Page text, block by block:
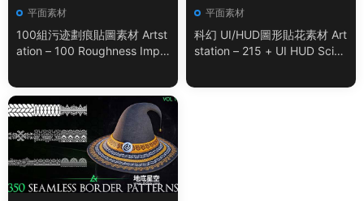
平面素材
100組污迹劃痕貼圖素材 Artst
ation – 100 Roughness Impe
平面素材
科幻 UI/HUD圖形貼花素材 Art
station – 215 + UI HUD SciFi